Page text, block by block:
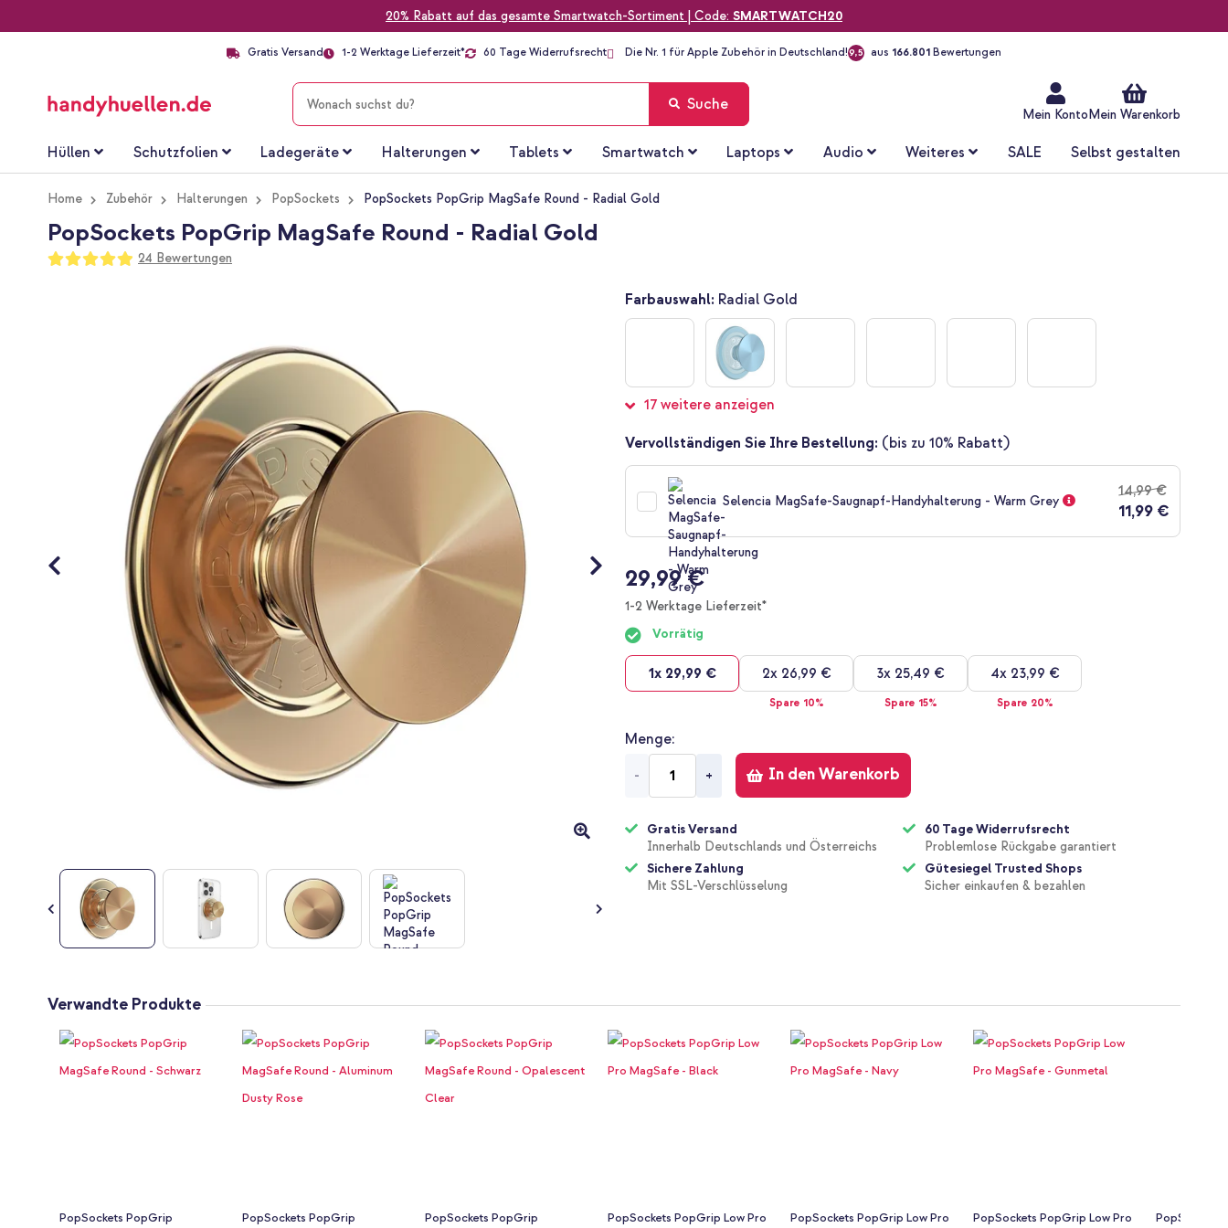
20% Rabatt auf das gesamte Smartwatch-Sortiment | Code: SMARTWATCH20
Gratis Versand 1-2 Werktage Lieferzeit* 60 Tage Widerrufsrecht Die Nr. 1 für Apple Zubehör in Deutschland!9,5 aus 166.801 Bewertungen
Mein Konto Mein Warenkorb
SUCHE Suche
Hüllen Schutzfolien Ladegeräte Halterungen Tablets Smartwatch Laptops Audio Weiteres SALE Selbst gestalten
Home Zubehör Halterungen PopSockets PopSockets PopGrip MagSafe Round - Radial Gold
PopSockets PopGrip MagSafe Round - Radial Gold
Bewertung:
98
100
24 Bewertungen
Anfang
der
Bildgalerie
springen
Farbauswahl: Radial Gold
17 weitere anzeigen
Vervollständigen Sie Ihre Bestellung: (bis zu 10% Rabatt)
Selencia MagSafe-Saugnapf-Handyhalterung - Warm Grey
14,99 €
11,99 €
29,99 €
1-2 Werktage Lieferzeit*
Vorrätig
1x 29,99 € 2x 26,99 €
Spare 10%
3x 25,49 €
Spare 15%
4x 23,99 €
Spare 20%
Menge
- + In den Warenkorb
Gratis Versand
Innerhalb Deutschlands und Österreichs
Sichere Zahlung
Mit SSL-Verschlüsselung
60 Tage Widerrufsrecht
Problemlose Rückgabe garantiert
Gütesiegel Trusted Shops
Sicher einkaufen & bezahlen
Verwandte Produkte
PopSockets PopGrip
PopSockets PopGrip
PopSockets PopGrip
PopSockets PopGrip Low Pro
PopSockets PopGrip Low Pro
PopSockets PopGrip Low Pro
PopSockets